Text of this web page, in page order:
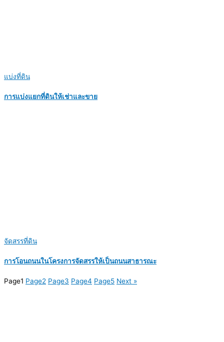
แบ่งที่ดิน
การแบ่งแยกที่ดินให้เช่าและขาย
จัดสรรที่ดิน
การโอนถนนในโครงการจัดสรรให้เป็นถนนสาธารณะ
Page1 Page2 Page3 Page4 Page5 Next »